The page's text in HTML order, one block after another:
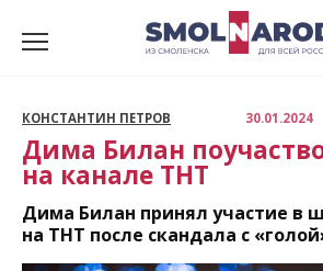
КОНСТАНТИН ПЕТРОВ 30.01.2024
Дима Билан
на канале ТНТ
Дима Билан принял участие в
на ТНТ после скандала с